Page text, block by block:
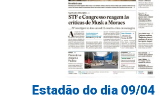
Estadão do dia 09/